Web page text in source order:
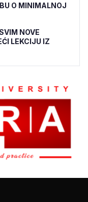
O MINIMALNOJ
NOVE
LEKCIJU IZ